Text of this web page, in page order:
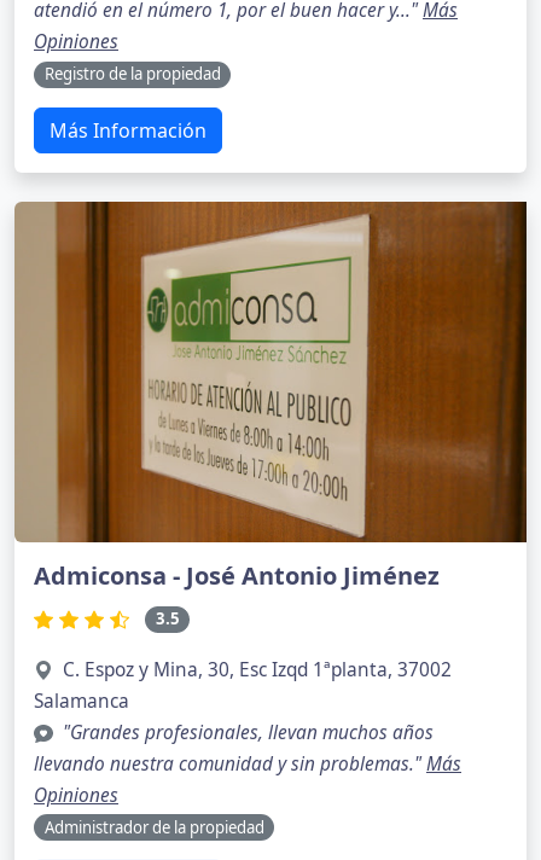
atendió en el número 1, por el buen hacer y..."Más
Opiniones
Registro de la propiedad
Más Información
Admiconsa - José Antonio Jiménez
3.5
C. Espoz y Mina, 30, Esc Izqd 1ªplanta, 37002
Salamanca
"Grandes profesionales, llevan muchos años
llevando nuestra comunidad y sin problemas."Más
Opiniones
Administrador de la propiedad